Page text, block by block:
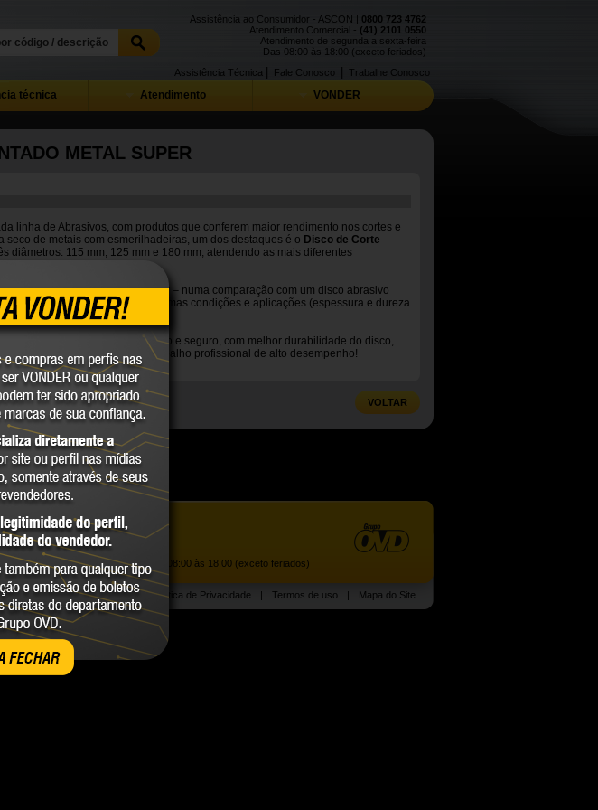
FECHAR
Assistência ao Consumidor - ASCON | 0800 723 4762
Atendimento Comercial - (41) 2101 0550
Atendimento de segunda a sexta-feira
Das 08:00 às 18:00 (exceto feriados)
Trabalhe Conosco
Fale Conosco
Assistência Técnica
técnica Atendimento VONDER
METAL SUPER
linha de Abrasivos, com produtos que conferem maior rendimento nos cortes e
seco de metais com esmerilhadeiras, um dos destaques é o Disco de Corte
diâmetros: 115 mm, 125 mm e 180 mm, atendendo as mais diferentes
comperformancesuperior – numa comparação com um disco abrasivo
superior, considerando as mesmas condições e aplicações (espessura e dureza
equipamento, entre outros).
um corte rápido, preciso e seguro, com melhor durabilidade do disco,
que não pode faltar ao trabalho profissional de alto desempenho!
VOLTAR
ao Consumidor |0800 723 4762
Comercial: |(41) 2101 0550
de segunda a sexta-feira, das 08:00 às 18:00 (exceto feriados)
Política de Privacidade | Termos de uso | Mapa do Site